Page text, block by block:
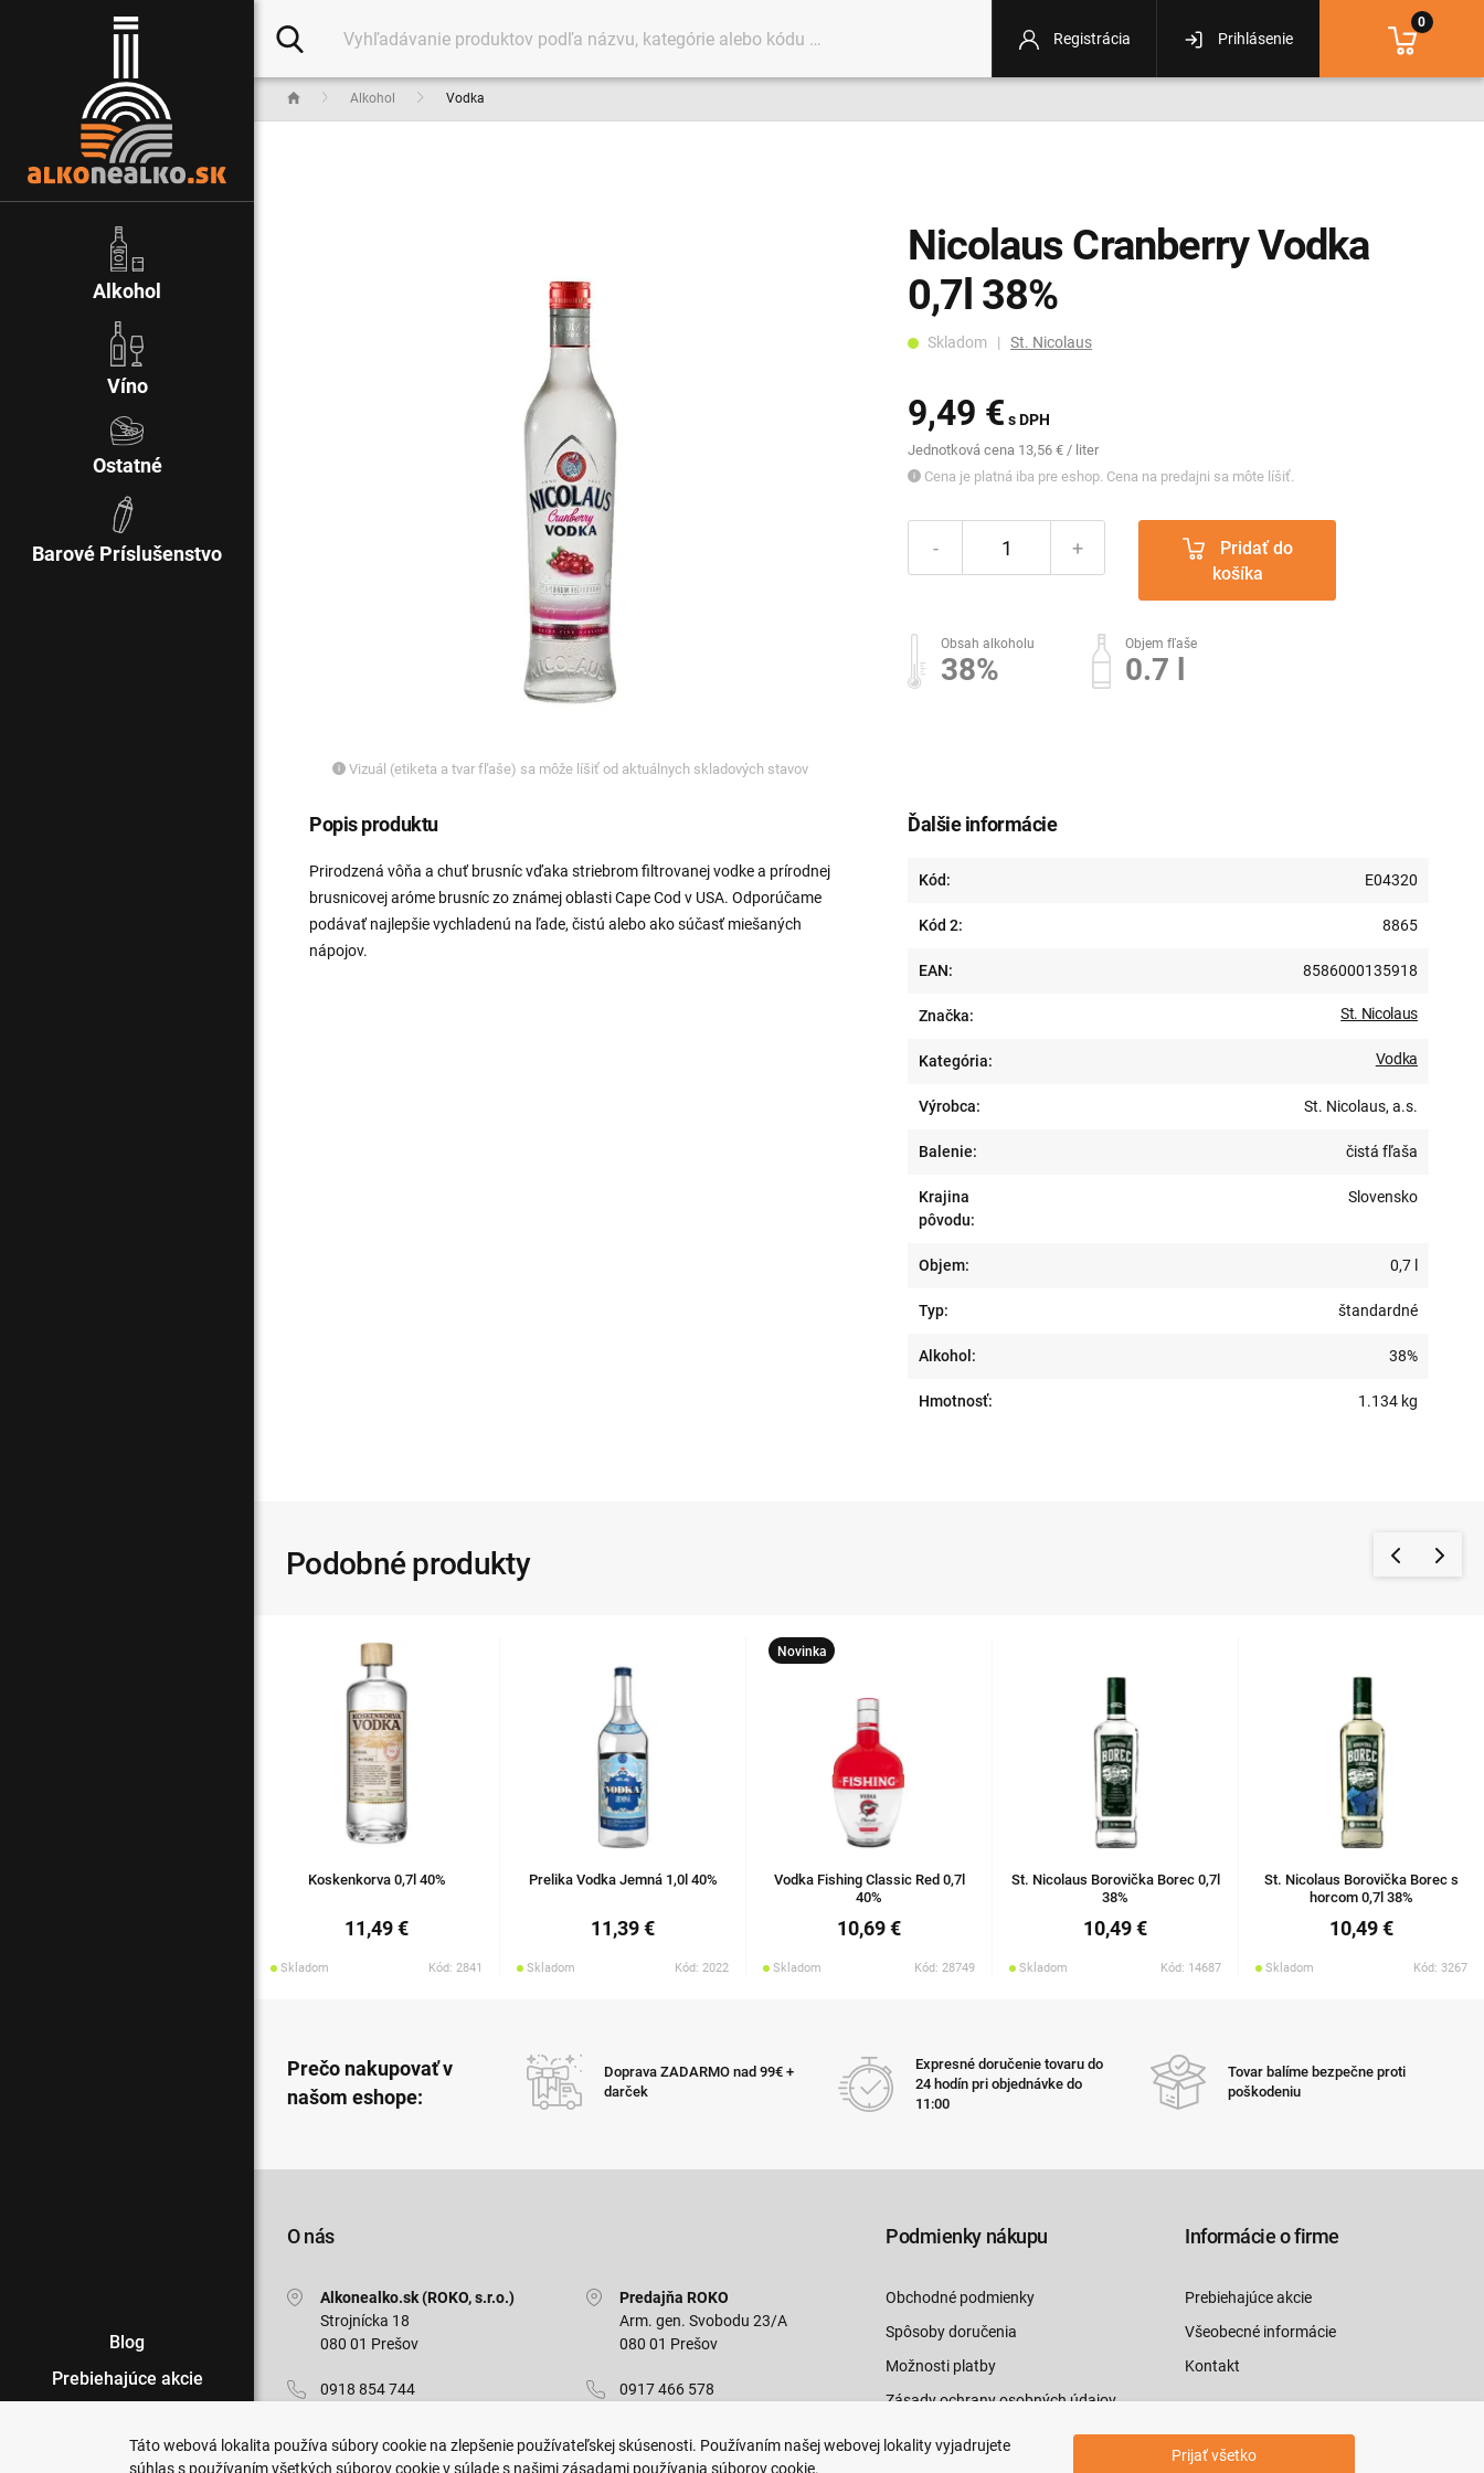
Alkohol Vodka
Nicolaus Cranberry Vodka
0,7l 38%
Skladom | St. Nicolaus
9,49 € s DPH
Jednotková cena 13,56 € / liter
Cena je platná iba pre eshop. Cena na predajni sa môte líšiť.
- +
košíka
Obsah alkoholu
38%
Objem fľaše
0.7 l
Vizuál (etiketa a tvar fľaše) sa môže líšiť od aktuálnych skladových stavov
Ďalšie informácie
Kód: E04320
Kód 2: 8865
EAN: 8586000135918
Značka: St. Nicolaus
Kategória: Vodka
Výrobca: St. Nicolaus, a.s.
Balenie: čistá fľaša
Krajina
pôvodu:
Slovensko
Objem: 0,7 l
Typ: štandardné
Alkohol: 38%
Hmotnosť: 1.134 kg
Popis produktu
Prirodzená vôňa a chuť brusníc vďaka striebrom filtrovanej vodke a prírodnej
brusnicovej aróme brusníc zo známej oblasti Cape Cod v USA. Odporúčame
podávať najlepšie vychladenú na ľade, čistú alebo ako súčasť miešaných
nápojov.
Podobné produkty
Koskenkorva 0,7l 40%
11,49 €
Skladom Kód: 2841
Prelika Vodka Jemná 1,0l 40%
11,39 €
Skladom Kód: 2022
Novinka
Vodka Fishing Classic Red 0,7l
40%
10,69 €
Skladom Kód: 28749
St. Nicolaus Borovička Borec 0,7l
38%
10,49 €
Skladom Kód: 14687
St. Nicolaus Borovička Borec s
horcom 0,7l 38%
10,49 €
Skladom Kód: 3267
Prečo nakupovať v
našom eshope:
Doprava ZADARMO nad 99€ +
darček
Expresné doručenie tovaru do
24 hodín pri objednávke do
11:00
Tovar balíme bezpečne proti
poškodeniu
O nás
Alkonealko.sk (ROKO, s.r.o.)
Strojnícka 18
080 01 Prešov
0918 854 744
Predajňa ROKO
Arm. gen. Svobodu 23/A
080 01 Prešov
0917 466 578
Podmienky nákupu
Obchodné podmienky
Spôsoby doručenia
Možnosti platby
Zásady ochrany osobných údajov
Informácie o firme
Prebiehajúce akcie
Všeobecné informácie
Kontakt
Registrácia Prihlásenie
0
Alkohol
Víno
Ostatné
Barové Príslušenstvo
Blog
Prebiehajúce akcie
PredajneTáto webová lokalita používa súbory cookie na zlepšenie používateľskej skúsenosti. Používaním našej webovej lokality vyjadrujete
súhlas s používaním všetkých súborov cookie v súlade s našimi zásadami používania súborov cookie.
Prijať všetko